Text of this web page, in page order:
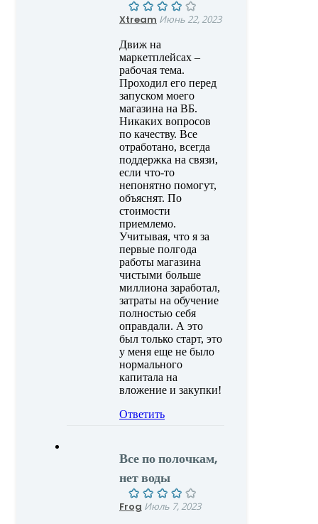
Xtream Июнь 22, 2023
Движ на
маркетплейсах –
рабочая тема.
Проходил его перед
запуском моего
магазина на ВБ.
Никаких вопросов
по качеству. Все
отработано, всегда
поддержка на связи,
если что-то
непонятно помогут,
объяснят. По
стоимости
приемлемо.
Учитывая, что я за
первые полгода
работы магазина
чистыми больше
миллиона заработал,
затраты на обучение
полностью себя
оправдали. А это
был только старт, это
у меня еще не было
нормального
капитала на
вложение и закупки!
Ответить
Все по полочкам,
нет воды
Frog Июль 7, 2023